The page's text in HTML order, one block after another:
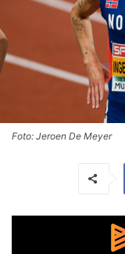
Foto: Jeroen De Meyer